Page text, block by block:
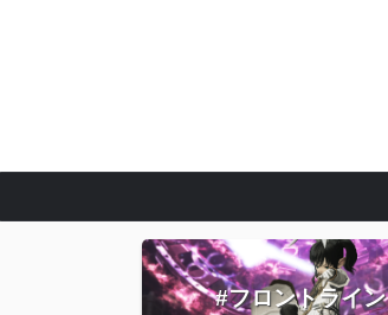
#フロントライン